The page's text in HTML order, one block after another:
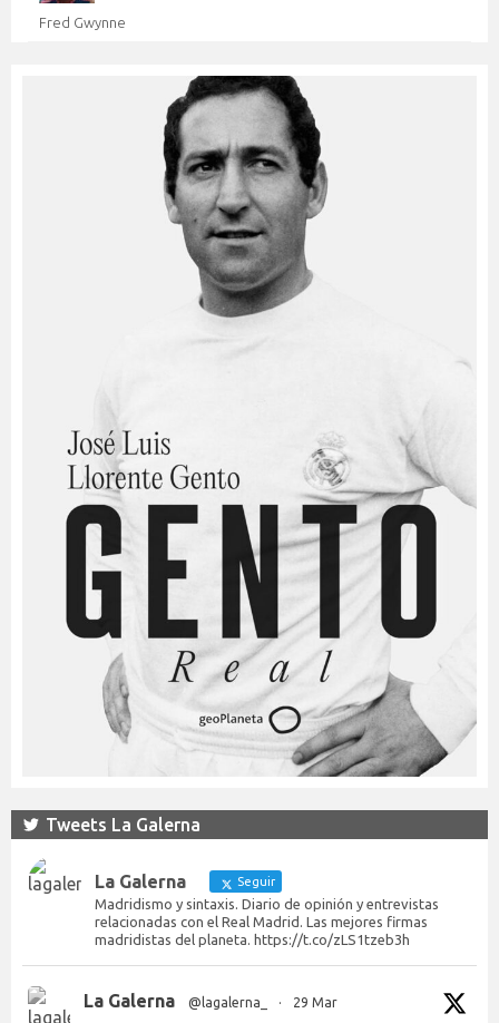
Fred Gwynne
Tweets La Galerna
La Galerna Seguir
Madridismo y sintaxis. Diario de opinión y entrevistas
relacionadas con el Real Madrid. Las mejores firmas
madridistas del planeta. https://t.co/zLS1tzeb3h
La Galerna @lagalerna_ · 29 Mar